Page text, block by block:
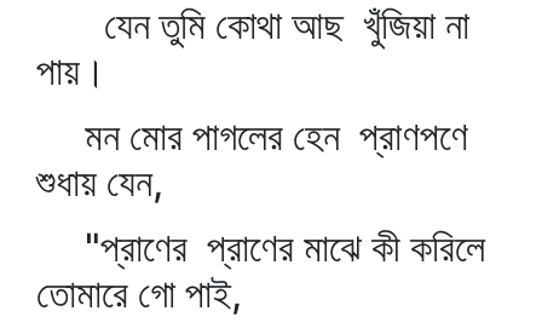
যেন তুমি কোথা আছ খুঁজিয়া না
পায়।
মন মোর পাগলের হেন প্রাণপণে
শুধায় যেন,
"প্রাণের প্রাণের মাঝে কী করিলে
তোমারে গো পাই,